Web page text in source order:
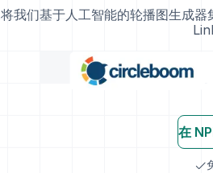
将我们基于人工智能的轮播图生成
在